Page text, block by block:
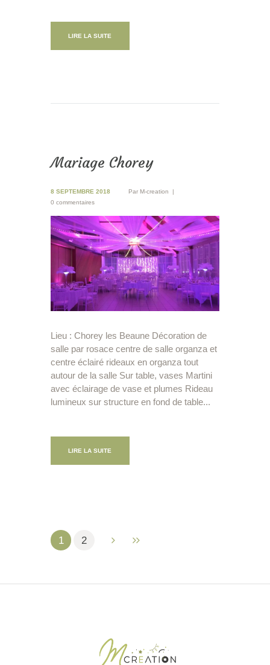
LIRE LA SUITE
Mariage Chorey
8 SEPTEMBRE 2018 Par M-creation
0 commentaires
Lieu : Chorey les Beaune Décoration de
salle par rosace centre de salle organza et
centre éclairé rideaux en organza tout
autour de la salle Sur table, vases Martini
avec éclairage de vase et plumes Rideau
lumineux sur structure en fond de table...
LIRE LA SUITE
1 2